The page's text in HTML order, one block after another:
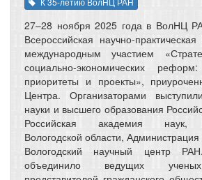
27–28 ноября 2025 года в ВолНЦ
Всероссийская научно-
международным участием
социально-экономических
приоритеты и проекты»,
Центра. Организаторами
науки и высшего образования
Российская академия наук,
Вологодской области,
Вологодский научный центр
объединило ведущих